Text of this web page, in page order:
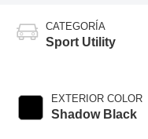
CATEGORÍA
Sport Utility
EXTERIOR COLOR
Shadow Black